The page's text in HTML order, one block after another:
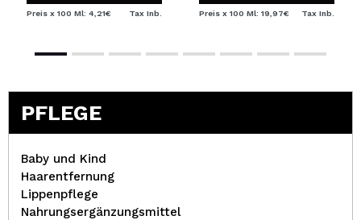
Preis x 100 Ml: 4,21€ Tax Inb. Preis x 100 Ml: 19,97€ Tax Inb.
PFLEGE
Baby und Kind
Haarentfernung
Lippenpflege
Nahrungsergänzungsmittel